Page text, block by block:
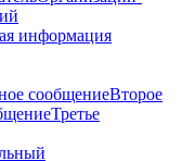
информация
сообщениеВторое
Третье